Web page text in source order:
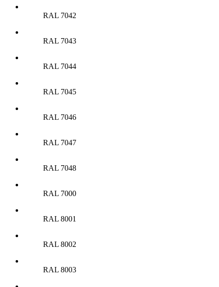
RAL 7042
RAL 7043
RAL 7044
RAL 7045
RAL 7046
RAL 7047
RAL 7048
RAL 7000
RAL 8001
RAL 8002
RAL 8003